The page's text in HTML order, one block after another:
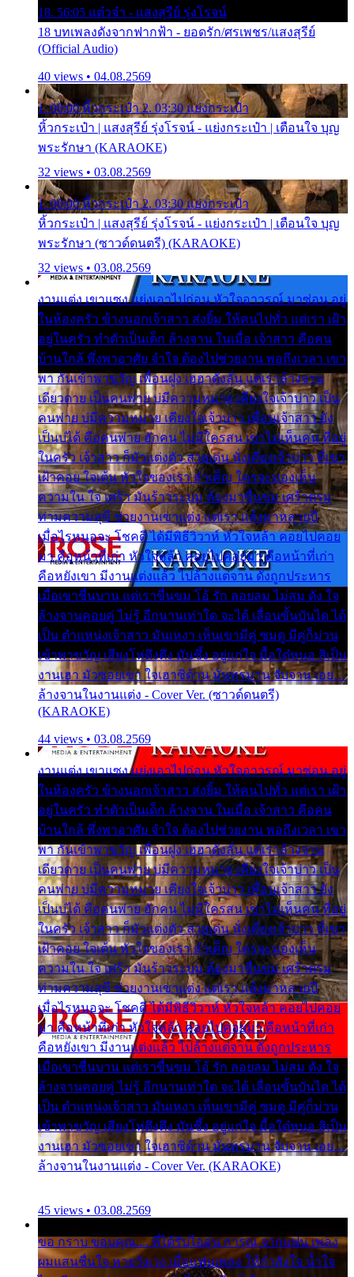
18. 56:05 แต๋วจ๋า - แสงสุรีย์ รุ่งโรจน์
18 บทเพลงดังจากฟากฟ้า - ยอดรัก/ศรเพชร/แสงสุรีย์
(Official Audio)
40 views • 04.08.2569
1. 00:00 หิ้วกระเป๋า 2. 03:30 แย่งกระเป๋า
หิ้วกระเป๋า | แสงสุรีย์ รุ่งโรจน์ - แย่งกระเป๋า | เตือนใจ บุญ
พระรักษา (KARAOKE)
32 views • 03.08.2569
1. 00:00 หิ้วกระเป๋า 2. 03:30 แย่งกระเป๋า
หิ้วกระเป๋า | แสงสุรีย์ รุ่งโรจน์ - แย่งกระเป๋า | เตือนใจ บุญ
พระรักษา (ซาวด์ดนตรี) (KARAOKE)
32 views • 03.08.2569
งานแต่ง เขาแซง แย่งเอาไปก่อน หัวใจอาวรณ์ มาซ่อน อยู่
ในห้องครัว ข้างนอกเจ้าสาว ส่งยิ้ม ให้คนไปทั่ว แต่เรา เฝ้า
อยู่ในครัว ทำตัวเป็นเด็ก ล้างจาน ในเมื่อ เจ้าสาว คือคน
บ้านใกล้ พึ่งพาอาศัย จำใจ ต้องไปช่วยงาน พอถึงเวลา เขา
พา กันเข้าพาขวัญ เพื่อนฝูง เฮฮาดังลั่น แต่เราล้างจาน
เดียวดาย เป็นคนพ่าย บ่มีความหมาย เคียงใจเจ้าบ่าว เป็น
คนพ่าย บ่มีความหมาย เคียงใจเจ้าบ่าว เพื่อนเจ้าสาว ยัง
เป็นบ่ได้ คือคนพ่าย ฮักคน ไม่มีใครสน เขาไม่เห็นคน ที่อยู่
ในครัว เจ้าสาว ก็มัวแต่งตัว สวยเด่น นั่งเคียงเจ้าบ่าว ที่เขา
เฝ้าคอย ใจเต้น หัวใจของเรา ลำเค็ญ ใครจะมองเห็น
ความใน ใจ เศร้า มันร้าวระบม ต้องมาขื่นขม เศร้าตรม
ท่ามความสุขี ช่วยงานเขาแต่ง แต่เรา แล้งมาหลายปี
เมื่อไรหนอจะ โชคดี ได้มีพิธีวิวาห์ หัวใจหล้า คอยไปคอย
มา คือหน้าที่เก่า หัวใจหล้า คอยไปคอยมา คือหน้าที่เก่า
คือหยังเขา มีงานแต่งแล้ว ไปล้างแต่จาน ดั่งถูกประหาร
เมื่อเขาชื่นบาน แต่เราขื่นขม โอ้ รัก ลอยลม ไม่สม ดัง ใจ
ล้างจานคอยคู่ ไม่รู้ อีกนานเท่าใด จะได้ เลื่อนขั้นบันได ได้
เป็น ตำแหน่งเจ้าสาว มันเหงา เห็นเขามีคู่ ซมดู มีคู่ก็ม่วน
เข้าพาขวัญ เสียงโห่ตึงตึง มันซึ้ง อยู่แก่ใจ มื้อใด๋หนอ สิเป็น
งานเฮา มัวซอยเขา ใจเฮาซิด้าน มันทรมาน จับจาน เอย…
ล้างจานในงานแต่ง - Cover Ver. (ซาวด์ดนตรี)
(KARAOKE)
44 views • 03.08.2569
งานแต่ง เขาแซง แย่งเอาไปก่อน หัวใจอาวรณ์ มาซ่อน อยู่
ในห้องครัว ข้างนอกเจ้าสาว ส่งยิ้ม ให้คนไปทั่ว แต่เรา เฝ้า
อยู่ในครัว ทำตัวเป็นเด็ก ล้างจาน ในเมื่อ เจ้าสาว คือคน
บ้านใกล้ พึ่งพาอาศัย จำใจ ต้องไปช่วยงาน พอถึงเวลา เขา
พา กันเข้าพาขวัญ เพื่อนฝูง เฮฮาดังลั่น แต่เราล้างจาน
เดียวดาย เป็นคนพ่าย บ่มีความหมาย เคียงใจเจ้าบ่าว เป็น
คนพ่าย บ่มีความหมาย เคียงใจเจ้าบ่าว เพื่อนเจ้าสาว ยัง
เป็นบ่ได้ คือคนพ่าย ฮักคน ไม่มีใครสน เขาไม่เห็นคน ที่อยู่
ในครัว เจ้าสาว ก็มัวแต่งตัว สวยเด่น นั่งเคียงเจ้าบ่าว ที่เขา
เฝ้าคอย ใจเต้น หัวใจของเรา ลำเค็ญ ใครจะมองเห็น
ความใน ใจ เศร้า มันร้าวระบม ต้องมาขื่นขม เศร้าตรม
ท่ามความสุขี ช่วยงานเขาแต่ง แต่เรา แล้งมาหลายปี
เมื่อไรหนอจะ โชคดี ได้มีพิธีวิวาห์ หัวใจหล้า คอยไปคอย
มา คือหน้าที่เก่า หัวใจหล้า คอยไปคอยมา คือหน้าที่เก่า
คือหยังเขา มีงานแต่งแล้ว ไปล้างแต่จาน ดั่งถูกประหาร
เมื่อเขาชื่นบาน แต่เราขื่นขม โอ้ รัก ลอยลม ไม่สม ดัง ใจ
ล้างจานคอยคู่ ไม่รู้ อีกนานเท่าใด จะได้ เลื่อนขั้นบันได ได้
เป็น ตำแหน่งเจ้าสาว มันเหงา เห็นเขามีคู่ ซมดู มีคู่ก็ม่วน
เข้าพาขวัญ เสียงโห่ตึงตึง มันซึ้ง อยู่แก่ใจ มื้อใด๋หนอ สิเป็น
งานเฮา มัวซอยเขา ใจเฮาซิด้าน มันทรมาน จับจาน เอย…
ล้างจานในงานแต่ง - Cover Ver. (KARAOKE)
45 views • 03.08.2569
ขอ กราบ ขอบคุณ.... ที่ได้รับไออุ่น การุณ จากแฟน เพลง
ผมแสนชื่นใจ หายวังเวง เมื่อแฟนเพลง ให้กำลังใจ น้ำใจ